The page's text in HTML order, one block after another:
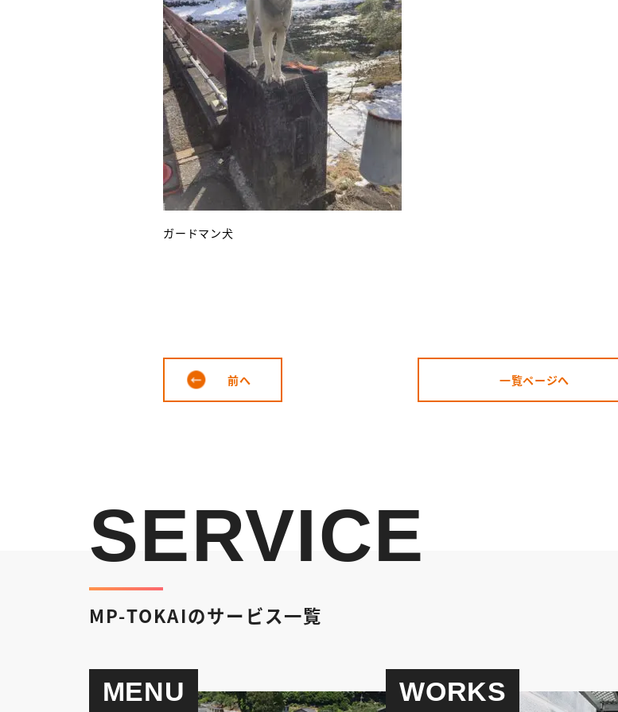
ガードマン犬
前へ 一覧ページへ
SERVICE
MP-TOKAIのサービス一覧
MENU WORKS